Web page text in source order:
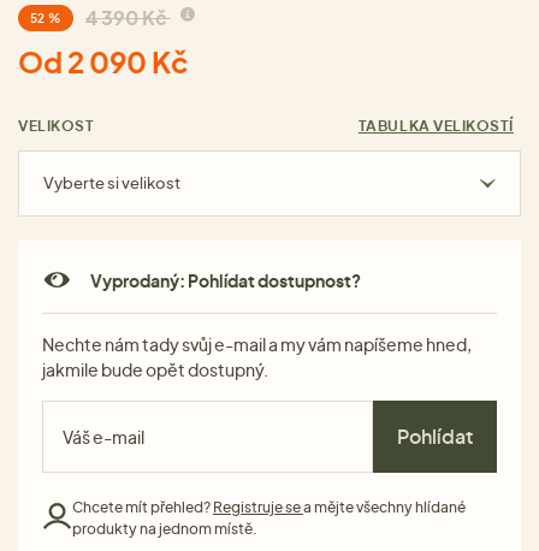
52 % 4 390 Kč
Od 2 090 Kč
VELIKOST TABULKA VELIKOSTÍ
Vyberte si velikost
Vyprodaný: Pohlídat dostupnost?
Nechte nám tady svůj e-mail a my vám napíšeme hned,
jakmile bude opět dostupný.
Pohlídat
Chcete mít přehled? Registruje sea mějte všechny hlídané
produkty na jednom místě.